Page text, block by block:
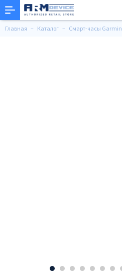
Главная Каталог Смарт-часы Garmin